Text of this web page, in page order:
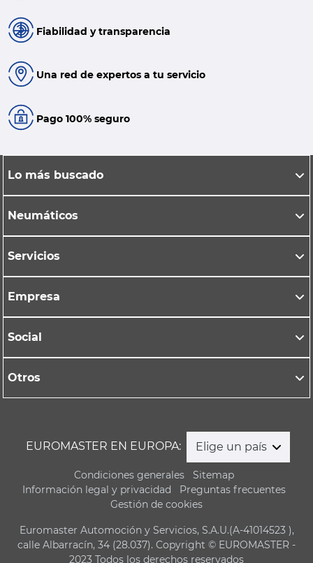
Fiabilidad y transparencia
Una red de expertos a tu servicio
Pago 100% seguro
Lo más buscado
Neumáticos
Servicios
Empresa
Social
Otros
EUROMASTER EN EUROPA: Elige un país
Condiciones generales
Sitemap
Información legal y privacidad
Preguntas frecuentes
Gestión de cookies
Euromaster Automoción y Servicios, S.A.U.(A-41014523 ),
calle Albarracín, 34 (28.037). Copyright © EUROMASTER -
2023 Todos los derechos reservados